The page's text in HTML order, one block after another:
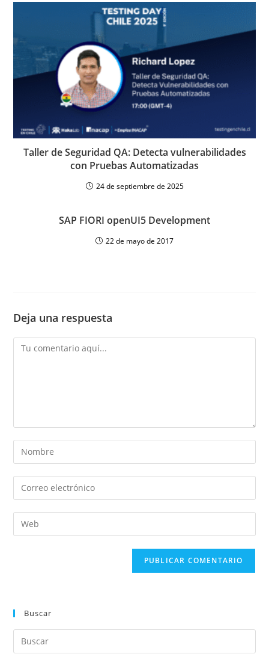
Taller de Seguridad QA: Detecta vulnerabilidades
con Pruebas Automatizadas
24 de septiembre de 2025
SAP FIORI openUI5 Development
22 de mayo de 2017
Deja una respuesta
Buscar